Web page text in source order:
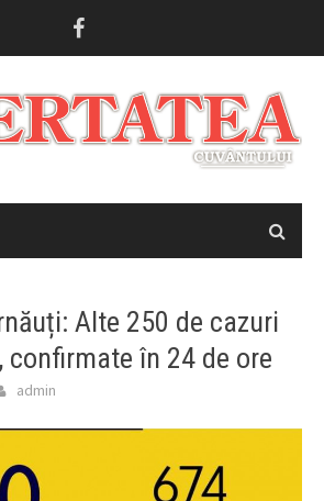
Alte 250 de cazuri
confirmate în 24 de ore
admin